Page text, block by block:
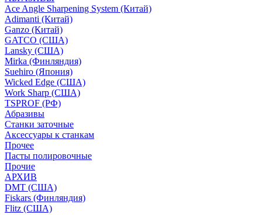
Ace Angle Sharpening System (Китай)
Adimanti (Китай)
Ganzo (Китай)
GATCO (США)
Lansky (США)
Mirka (Финляндия)
Suehiro (Япония)
Wicked Edge (США)
Work Sharp (США)
TSPROF (РФ)
Абразивы
Станки заточные
Аксессуары к станкам
Прочее
Пасты полировочные
Прочие
АРХИВ
DMT (США)
Fiskars (Финляндия)
Flitz (США)